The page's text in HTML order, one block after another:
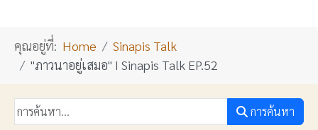
คุณอยู่ที่: Home
Sinapis Talk
"ภาวนาอยู่เสมอ" I Sinapis Talk EP.52
การค้นหา